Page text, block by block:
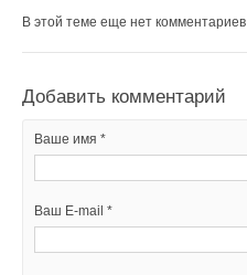
В этой теме еще нет комментариев
Добавить комментарий
Ваше имя *
Ваш E-mail *